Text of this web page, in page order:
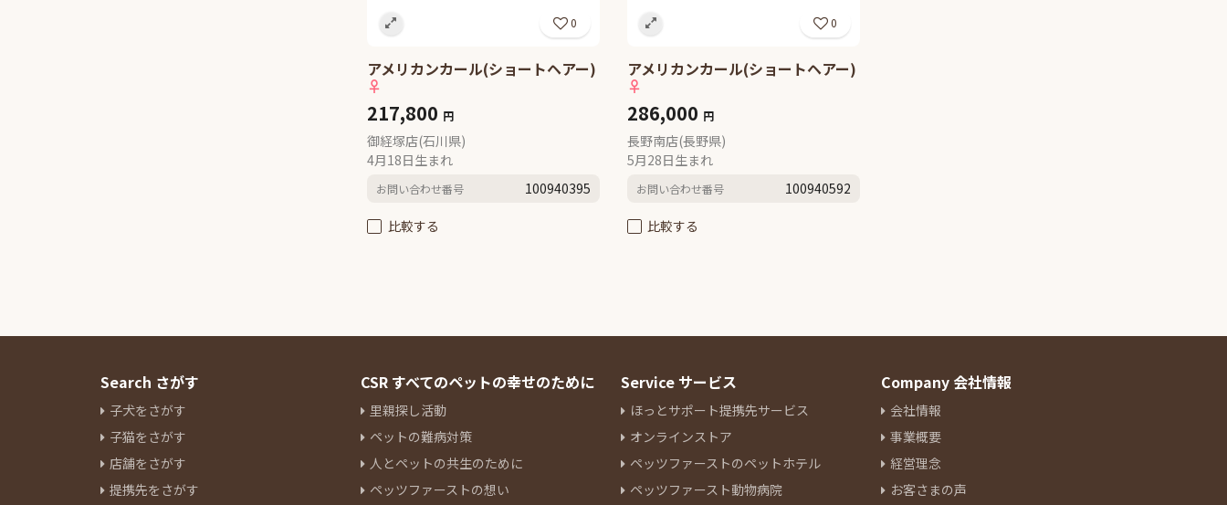
0
アメリカンカール(ショートヘアー)
♀
217,800 円
御経塚店(石川県)
4月18日生まれ
お問い合わせ番号 100940395
比較する
0
アメリカンカール(ショートヘアー)
♀
286,000 円
長野南店(長野県)
5月28日生まれ
お問い合わせ番号 100940592
比較する
Search さがす
子犬をさがす
子猫をさがす
店舗をさがす
提携先をさがす
CSR すべてのペットの幸せのために
里親探し活動
ペットの難病対策
人とペットの共生のために
ペッツファーストの想い
Service サービス
ほっとサポート提携先サービス
オンラインストア
ペッツファーストのペットホテル
ペッツファースト動物病院
Company 会社情報
会社情報
事業概要
経営理念
お客さまの声